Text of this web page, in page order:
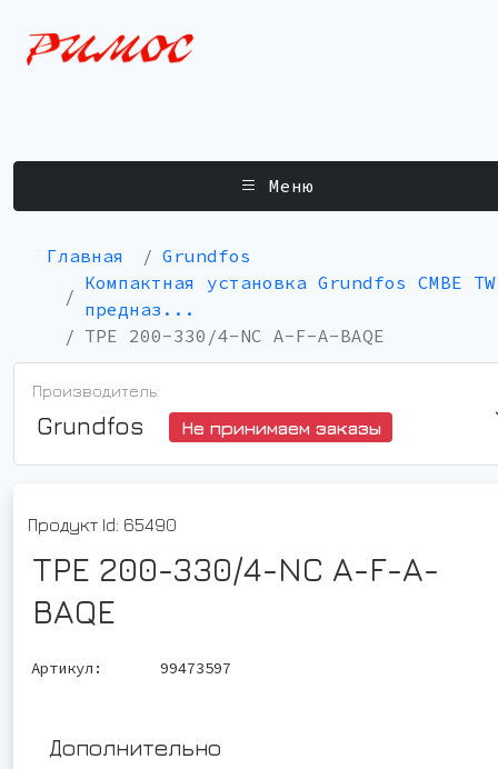
Меню
Главная
Grundfos
Компактная установка Grundfos CMBE
предназ...
TPE 200-330/4-NC A-F-A-BAQE
Производитель:
Grundfos Не принимаем заказы
Продукт Id: 65490
TPE 200-330/4-NC A-F-A-
BAQE
Артикул: 99473597
Дополнительно